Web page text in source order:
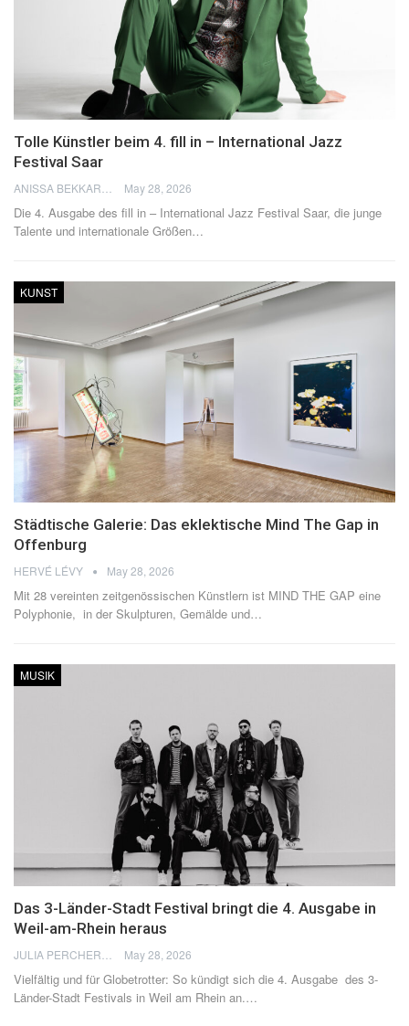
Tolle Künstler beim 4. fill in – International Jazz
Festival Saar
May 28, 2026
Die 4. Ausgabe des fill in – International Jazz Festival Saar, die junge
Talente und internationale Größen…
KUNST
Städtische Galerie: Das eklektische Mind The Gap in
Offenburg
HERVÉ LÉVY May 28, 2026
Mit 28 vereinten zeitgenössischen Künstlern ist MIND THE GAP eine
Polyphonie, in der Skulpturen, Gemälde und…
MUSIK
Das 3-Länder-Stadt Festival bringt die 4. Ausgabe in
Weil-am-Rhein heraus
May 28, 2026
Vielfältig und für Globetrotter: So kündigt sich die 4. Ausgabe des 3-
Länder-Stadt Festivals in Weil am Rhein an.…